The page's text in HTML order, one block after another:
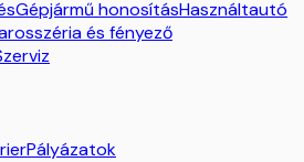
Gépjármű honosításHasználtautó
és fényező
Pályázatok